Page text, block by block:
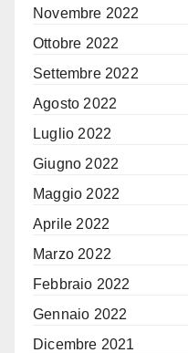
Novembre 2022
Ottobre 2022
Settembre 2022
Agosto 2022
Luglio 2022
Giugno 2022
Maggio 2022
Aprile 2022
Marzo 2022
Febbraio 2022
Gennaio 2022
Dicembre 2021